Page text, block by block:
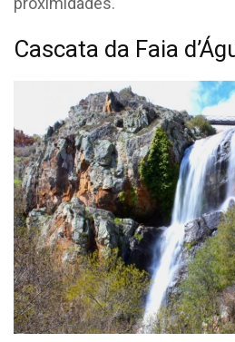
Cascata da Faia